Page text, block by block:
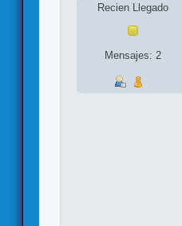
Recien Llegado
Mensajes: 2